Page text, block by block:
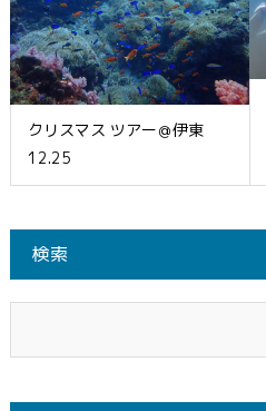
クリスマス ツアー＠伊東
12.25
検索